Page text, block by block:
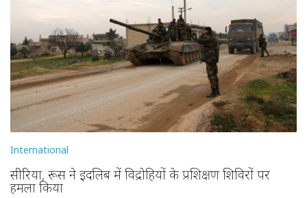
International
सीरिया, रूस ने इदलिब में विद्रोहियों के प्रशिक्षण शिविरों पर
हमला किया